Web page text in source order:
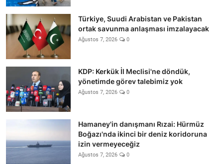
Türkiye, Suudi Arabistan ve Pakistan
ortak savunma anlaşması imzalayacak
Ağustos 7, 2026 0
KDP: Kerkük İl Meclisi'ne döndük,
yönetimde görev talebimiz yok
Ağustos 7, 2026 0
Hamaney'in danışmanı Rızai: Hürmüz
Boğazı'nda ikinci bir deniz koridoruna
izin vermeyeceğiz
Ağustos 7, 2026 0